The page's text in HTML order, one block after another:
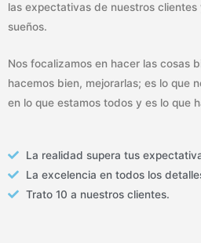
las expectativas de nuestros
sueños.
Nos focalizamos en hacer las cosas
hacemos bien, mejorarlas; es lo que
en lo que estamos todos y es lo que
La realidad supera tus
La excelencia en todos los
Trato 10 a nuestros clientes.